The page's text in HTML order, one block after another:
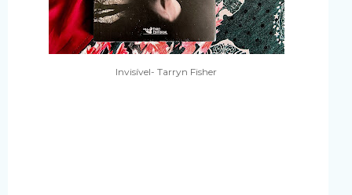
Invisível- Tarryn Fisher